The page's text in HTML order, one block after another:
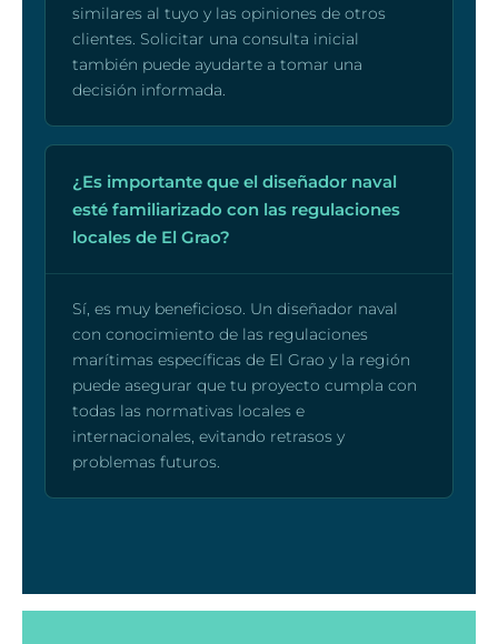
similares al tuyo y las opiniones de otros
clientes. Solicitar una consulta inicial
también puede ayudarte a tomar una
decisión informada.
¿Es importante que el diseñador naval
esté familiarizado con las regulaciones
locales de El Grao?
Sí, es muy beneficioso. Un diseñador naval
con conocimiento de las regulaciones
marítimas específicas de El Grao y la región
puede asegurar que tu proyecto cumpla con
todas las normativas locales e
internacionales, evitando retrasos y
problemas futuros.